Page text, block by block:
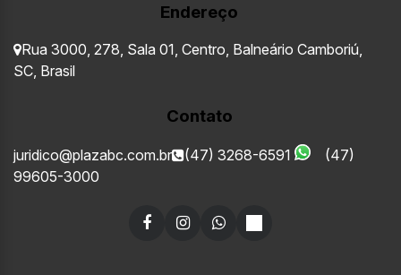
Endereço
Rua 3000 278 Sala 01 Centro Balneário Camboriú
SC Brasil
Contato
juridico@plazabc.com.br (47) 3268-6591
(47)
99605-3000